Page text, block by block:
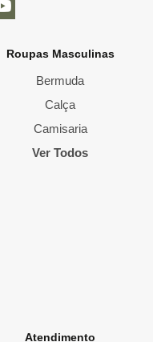
Roupas Masculinas
Bermuda
Calça
Camisaria
Ver Todos
Atendimento